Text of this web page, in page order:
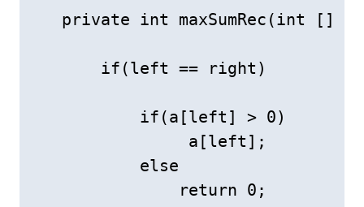
private int maxSumRec(int []
       if(left == right)
           if(a[left] > 0)
                a[left];
           else
               return 0;